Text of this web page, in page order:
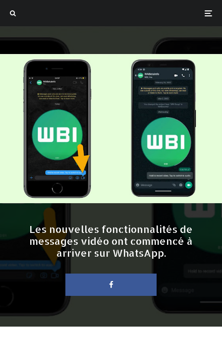
Les nouvelles fonctionnalités de
messages vidéo ont commencé à
arriver sur WhatsApp.